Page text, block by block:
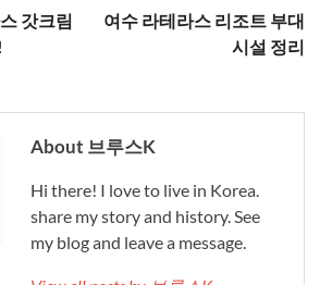
갓크림
여수 라테라스 리조트 부대
시설 정리
About 브루스K
Hi there! I love to live in Korea.
share my story and history. See
my blog and leave a message.